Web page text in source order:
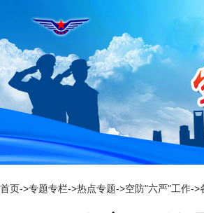
首页->专题专栏->热点专题->空防"六严"工作->
打
开
无
障
碍
说
页
面,
按
波